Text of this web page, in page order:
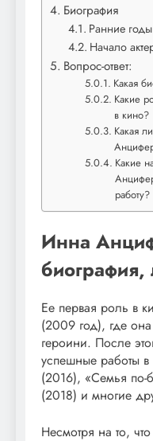
Биография
Ранние
Начало
Вопрос-ответ:
Какая
Какие
в кино?
Какая
Какие
работу?
Инна
Ее первая роль в
(2009 год), где
героини. После
успешные работы в
(2016), «Семья по-
(2018) и многие
Несмотря на то,